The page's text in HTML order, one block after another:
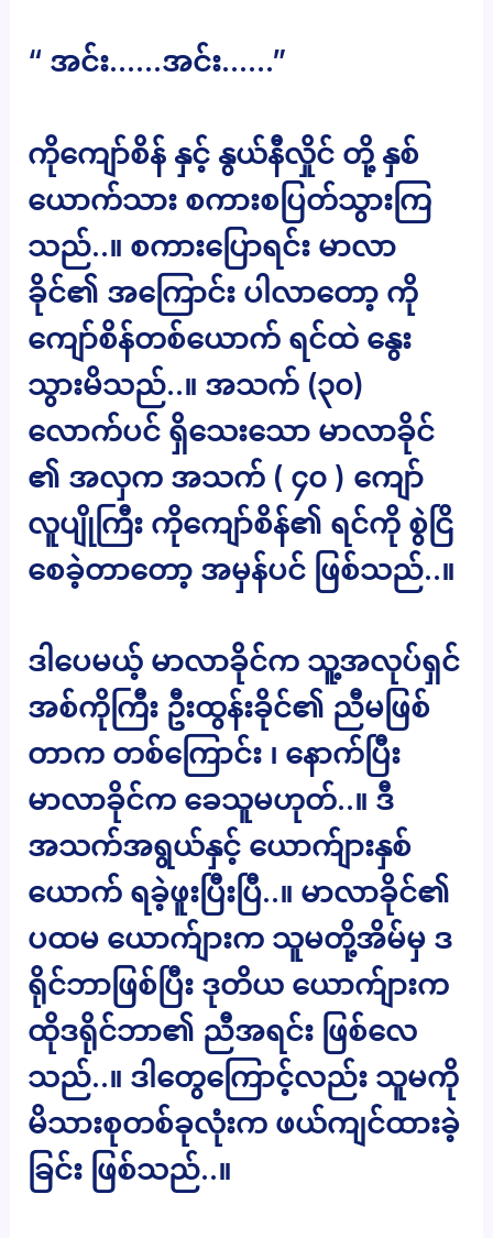
“ အင်း……အင်း……”
ကိုကျော်စိန် နှင့် နွယ်နီလှိုင် တို့ နှစ်
ယောက်သား စကားစပြတ်သွားကြ
သည်..။ စကားပြောရင်း မာလာ
ခိုင်၏ အကြောင်း ပါလာတော့ ကို
ကျော်စိန်တစ်ယောက် ရင်ထဲ နွေး
သွားမိသည်..။ အသက် (၃၀)
လောက်ပင် ရှိသေးသော မာလာခိုင်
၏ အလှက အသက် ( ၄၀ ) ကျော်
လူပျိုကြီး ကိုကျော်စိန်၏ ရင်ကို စွဲငြိ
စေခဲ့တာတော့ အမှန်ပင် ဖြစ်သည်..။
ဒါပေမယ့် မာလာခိုင်က သူ့အလုပ်ရှင်
အစ်ကိုကြီး ဦးထွန်းခိုင်၏ ညီမဖြစ်
တာက တစ်ကြောင်း ၊ နောက်ပြီး
မာလာခိုင်က ခေသူမဟုတ်..။ ဒီ
အသက်အရွယ်နှင့် ယောက်ျားနှစ်
ယောက် ရခဲ့ဖူးပြီးပြီ..။ မာလာခိုင်၏
ပထမ ယောက်ျားက သူမတို့အိမ်မှ ဒ
ရိုင်ဘာဖြစ်ပြီး ဒုတိယ ယောက်ျားက
ထိုဒရိုင်ဘာ၏ ညီအရင်း ဖြစ်လေ
သည်..။ ဒါတွေကြောင့်လည်း သူမကို
မိသားစုတစ်ခုလုံးက ဖယ်ကျင်ထားခဲ့
ခြင်း ဖြစ်သည်..။